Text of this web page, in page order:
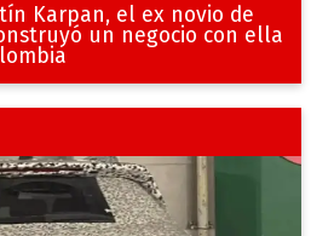
Karpan, el ex novio de
un negocio con ella